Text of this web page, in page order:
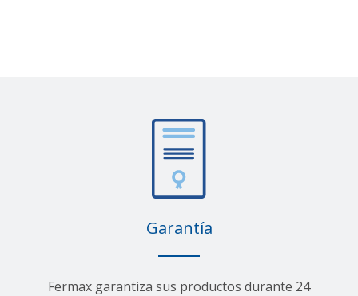
Garantía
Fermax garantiza sus productos durante 24